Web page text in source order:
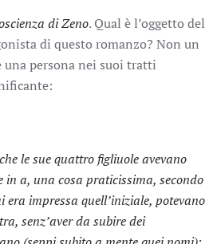
di Zeno. Qual è l’oggetto del
di questo romanzo? Non un
una persona nei suoi tratti
le sue quattro figliuole avevano
in a, una cosa praticissima, secondo
era impressa quell’iniziale, potevano
senz’aver da subire dei